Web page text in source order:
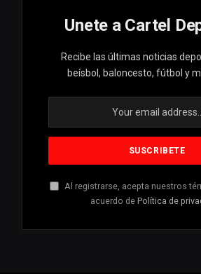
Unete a Cartel
Recibe las últimas noticias
beísbol, baloncesto, fútbol y
Al registrarse, acepta nuestros
acuerdo de Política de